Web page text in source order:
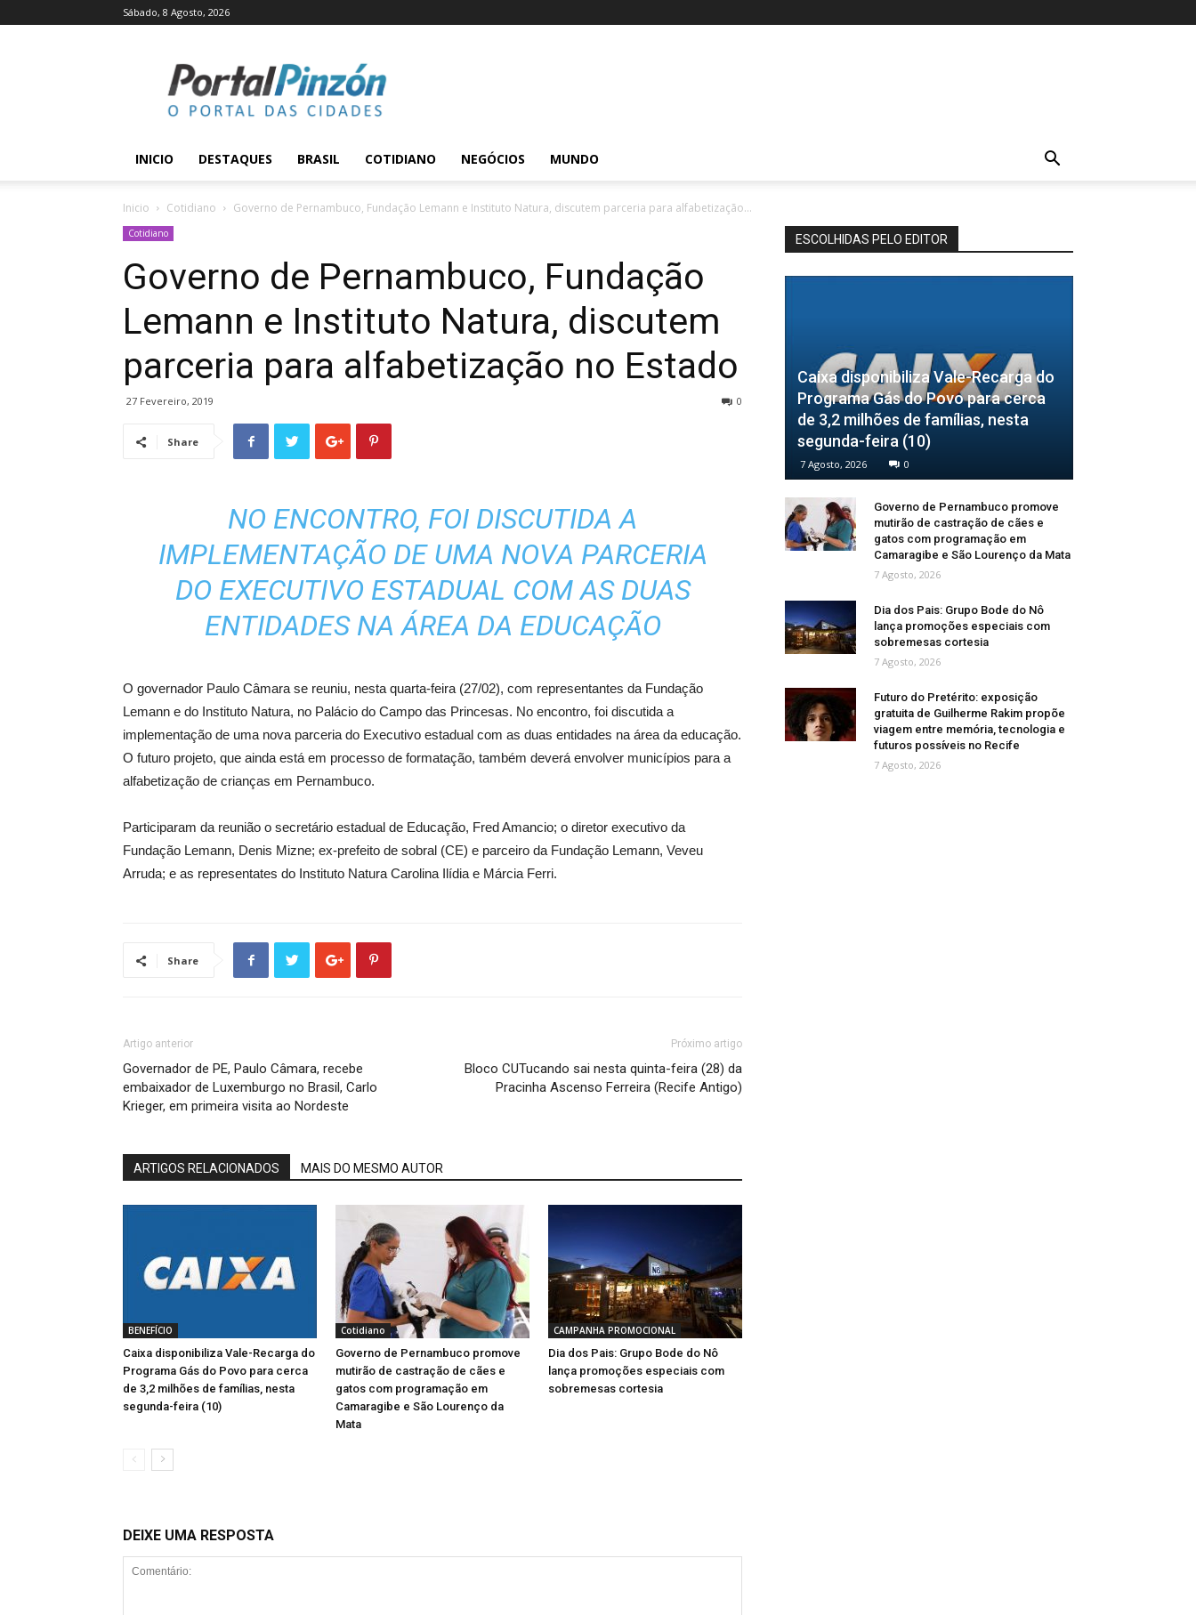
Sábado, 8 Agosto, 2026
Pinzón
INICIO DESTAQUES BRASIL COTIDIANO NEGÓCIOS MUNDO
Inicio Cotidiano Governo de Pernambuco, Fundação Lemann e Instituto Natura, discutem parceria para alfabetização...
Cotidiano
Governo de Pernambuco, Fundação
Lemann e Instituto Natura, discutem
parceria para alfabetização no Estado
27 Fevereiro, 2019 0
Share
NO ENCONTRO, FOI DISCUTIDA A
IMPLEMENTAÇÃO DE UMA NOVA PARCERIA
DO EXECUTIVO ESTADUAL COM AS DUAS
ENTIDADES NA ÁREA DA EDUCAÇÃO
O governador Paulo Câmara se reuniu, nesta quarta-feira (27/02), com representantes da Fundação
Lemann e do Instituto Natura, no Palácio do Campo das Princesas. No encontro, foi discutida a
implementação de uma nova parceria do Executivo estadual com as duas entidades na área da educação.
O futuro projeto, que ainda está em processo de formatação, também deverá envolver municípios para a
alfabetização de crianças em Pernambuco.
Participaram da reunião o secretário estadual de Educação, Fred Amancio; o diretor executivo da
Fundação Lemann, Denis Mizne; ex-prefeito de sobral (CE) e parceiro da Fundação Lemann, Veveu
Arruda; e as representates do Instituto Natura Carolina Ilídia e Márcia Ferri.
Share
Artigo anterior
Governador de PE, Paulo Câmara, recebe
embaixador de Luxemburgo no Brasil, Carlo
Krieger, em primeira visita ao Nordeste
Próximo artigo
Bloco CUTucando sai nesta quinta-feira (28) da
Pracinha Ascenso Ferreira (Recife Antigo)
ARTIGOS RELACIONADOS MAIS DO MESMO AUTOR
BENEFÍCIO
Caixa disponibiliza Vale-Recarga do
Programa Gás do Povo para cerca
de 3,2 milhões de famílias, nesta
segunda-feira (10)
Cotidiano
Governo de Pernambuco promove
mutirão de castração de cães e
gatos com programação em
Camaragibe e São Lourenço da
Mata
CAMPANHA PROMOCIONAL
Dia dos Pais: Grupo Bode do Nô
lança promoções especiais com
sobremesas cortesia
DEIXE UMA RESPOSTA
ESCOLHIDAS PELO EDITOR
Caixa disponibiliza Vale-Recarga do
Programa Gás do Povo para cerca
de 3,2 milhões de famílias, nesta
segunda-feira (10)
7 Agosto, 2026 0
Governo de Pernambuco promove
mutirão de castração de cães e
gatos com programação em
Camaragibe e São Lourenço da Mata
7 Agosto, 2026
Dia dos Pais: Grupo Bode do Nô
lança promoções especiais com
sobremesas cortesia
7 Agosto, 2026
Futuro do Pretérito: exposição
gratuita de Guilherme Rakim propõe
viagem entre memória, tecnologia e
futuros possíveis no Recife
7 Agosto, 2026